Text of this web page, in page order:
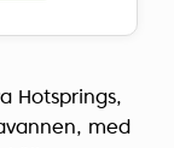
Hotsprings,
med